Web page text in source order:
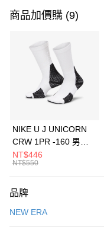
信用卡一次付款
3 期 0 利率 每期
合作金庫商業銀行
華南商業銀行
上海商業儲蓄銀行
元大商業銀行
台灣樂天信用卡公司
Apple Pay
全盈+PAY
AFTEE先享後付
【關於「AFTEE先享後付」】
便利好安心！
運送方式
商品加價購 (9)
NIKE U J UNICORN
CRW 1PR -160 男女
中統襪 FZ3393100
NT$446
NT$550
品牌
NEW ERA